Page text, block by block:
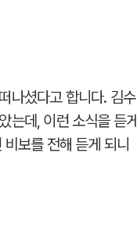
나셨다고 합니다. 김수
는데, 이런 소식을 듣게
보를 전해 듣게 되니